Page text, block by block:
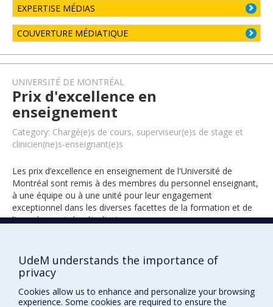
EXPERTISE MÉDIAS
COUVERTURE MÉDIATIQUE
UNIVERSITÉ DE MONTRÉAL
Prix d'excellence en
enseignement
Category: Chargé(e)s de cours, superviseur(e)s de stage et
clinicien(ne)s-enseignant(e)s
Les prix d’excellence en enseignement de l'Université de
Montréal sont remis à des membres du personnel enseignant,
à une équipe ou à une unité pour leur engagement
exceptionnel dans les diverses facettes de la formation et de
l’encadrement des étudiants.
UdeM understands the importance of
privacy
Cookies allow us to enhance and personalize your browsing
experience. Some cookies are required to ensure the